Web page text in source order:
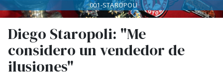
Diego Staropoli: "Me
considero un vendedor de
ilusiones"
001-STAROPOLI